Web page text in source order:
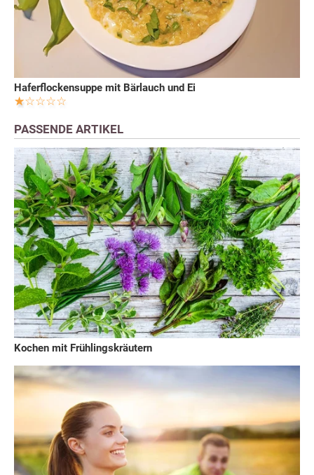
Haferflockensuppe mit Bärlauch und Ei
PASSENDE ARTIKEL
Kochen mit Frühlingskräutern